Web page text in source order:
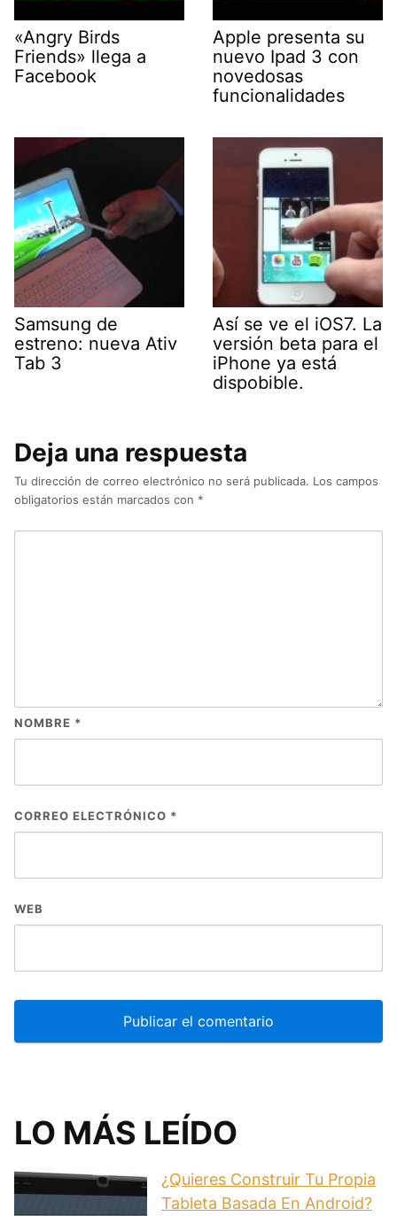
«Angry Birds
Friends» llega a
Facebook
Apple presenta su
nuevo Ipad 3 con
novedosas
funcionalidades
Samsung de
estreno: nueva Ativ
Tab 3
Así se ve el iOS7. La
versión beta para el
iPhone ya está
dispobible.
Deja una respuesta
Tu dirección de correo electrónico no será publicada. Los campos
obligatorios están marcados con *
NOMBRE *
CORREO ELECTRÓNICO *
WEB
LO MÁS LEÍDO
¿Quieres Construir Tu Propia
Tableta Basada En Android?